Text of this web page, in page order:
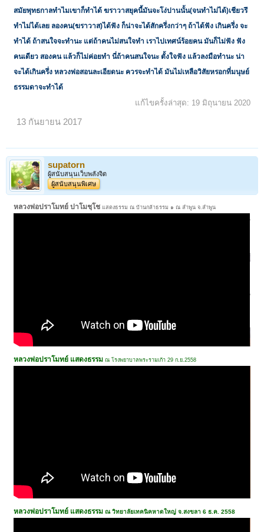
สมัยพุทธกาลทำไมเขาก็ทำได้ ฆราวาสยุคนี้มันจะโง่ปานนั้น(จนทำไม่ได้)เชียวรึ
ทำไม่ได้เลย ลองคน(ฆราวาส)ได้ฟัง ก็น่าจะได้สักครึ่งกว่าๆ ถ้าได้ฟัง เกินครึ่ง จะ
ทำได้ ถ้าสนใจจะทำนะ แต่ถ้าคนไม่สนใจทำ เราไปเทศน์ร้อยคน มันก็ไม่ฟัง ฟัง
คนเดียว สองคน แล้วก็ไม่ค่อยทำ นี่ถ้าคนสนใจนะ ตั้งใจฟัง แล้วลงมือทำนะ น่า
จะได้เกินครึ่ง หลวงพ่อสอนละเอียดนะ ควรจะทำได้ มันไม่เหลือวิสัยหรอกที่มนุษย์
ธรรมดาจะทำได้
แก้ไขครั้งล่าสุด: 19 มิถุนายน 2020
13 กันยายน 2017
supatorn
ผู้สนับสนุนเว็บพลังจิต
ผู้สนับสนุนพิเศษ
หลวงพ่อปราโมทย์ ปาโมชฺโช แสดงธรรม ณ บ้านกล้าธรรม ๑ ณ ลำพูน จ.ลำพูน
หลวงพ่อปราโมทย์ แสดงธรรม ณ โรงพยาบาลพระรามเก้า 29 ก.ย.2558
หลวงพ่อปราโมทย์ แสดงธรรมณ วิทยาลัยเทคนิคหาดใหญ่ จ.สงขลา 6 ธ.ค. 2558